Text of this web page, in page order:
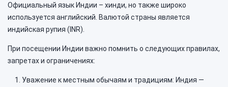
Официальный язык Индии – хинди, но также широко
используется английский. Валютой страны является
индийская рупия (INR).
При посещении Индии важно помнить о следующих правилах,
запретах и ограничениях:
Уважение к местным обычаям и традициям: Индия —